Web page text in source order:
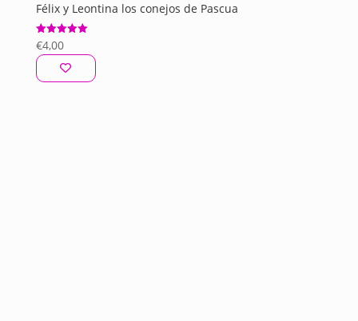
Félix y Leontina los conejos de Pascua
Valorado
con
5.00
€4,00